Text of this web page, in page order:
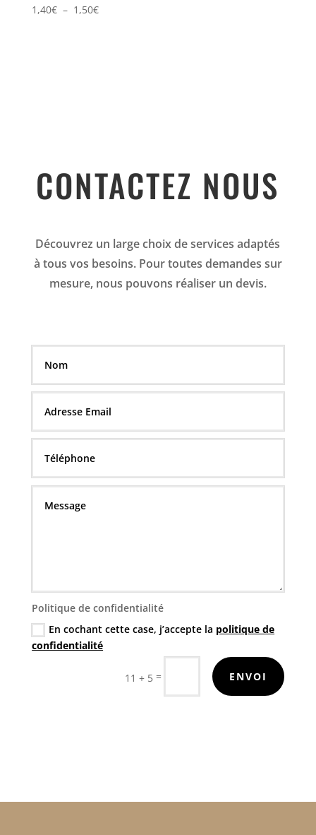
1,40€ – 1,50€Plage
CONTACTEZ NOUS
Découvrez un large choix de services adaptés
à tous vos besoins. Pour toutes demandes sur
mesure, nous pouvons réaliser un devis.
Politique de confidentialité
En cochant cette case, j’accepte la politique de
confidentialité
11 + 5 = ENVOI